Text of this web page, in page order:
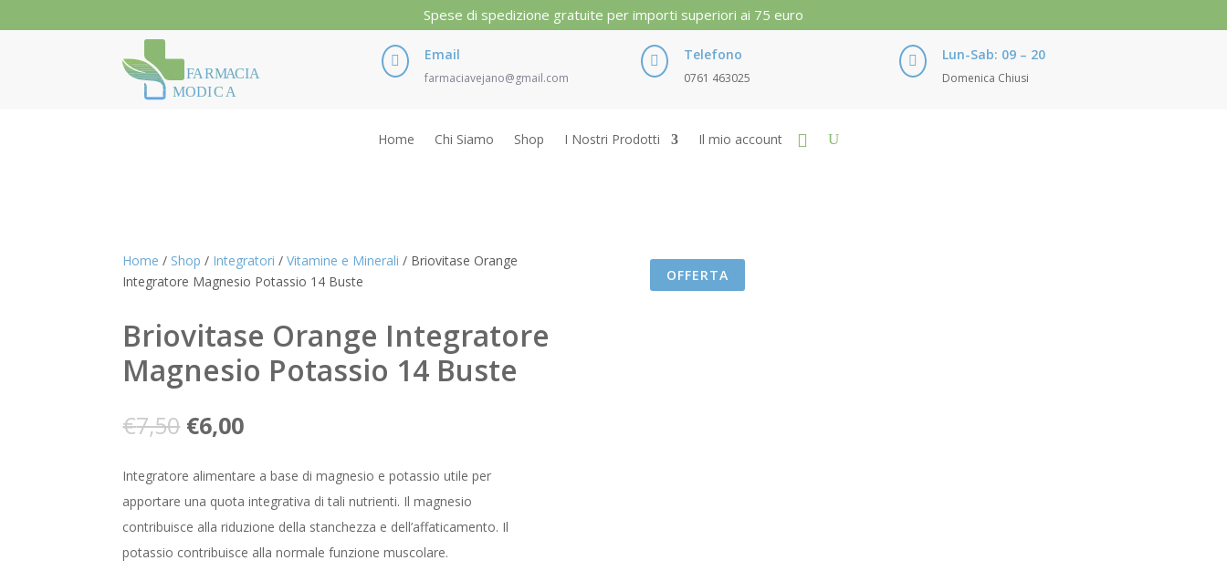
Spese di spedizione gratuite per importi superiori ai 75 euro
FARMACIA
MODICA
 Email
farmaciavejano@gmail.com
 Telefono
0761 463025
 Lun-Sab: 09 – 20
Domenica Chiusi
Home Chi Siamo Shop I Nostri Prodotti Il mio account
Home / Shop / Integratori /Vitamine e Minerali / Briovitase Orange
Integratore Magnesio Potassio 14 Buste
Briovitase Orange Integratore
Magnesio Potassio 14 Buste
€7,50 Il
prezzo
originale
era:
€7,50.
€6,00Il
attuale
è:
€6,00.
Integratore alimentare a base di magnesio e potassio utile per
apportare una quota integrativa di tali nutrienti. Il magnesio
contribuisce alla riduzione della stanchezza e dell’affaticamento. Il
potassio contribuisce alla normale funzione muscolare.
OFFERTA